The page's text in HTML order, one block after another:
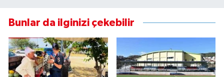
Bunlar da ilginizi çekebilir